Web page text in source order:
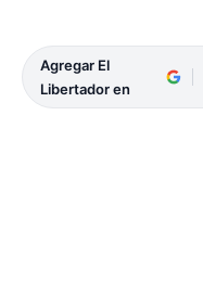
Agregar El
Libertador en